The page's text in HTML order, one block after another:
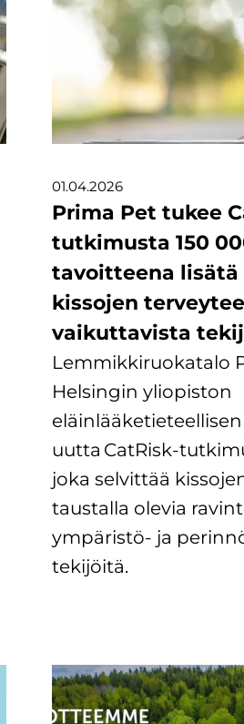
01.04.2026
Prima Pet tukee
tutkimusta 150
tavoitteena lisätä
kissojen
vaikuttavista
Lemmikkiruokatalo
Helsingin yliopiston
uutta CatRisk-
joka selvittää
taustalla olevia
ympäristö- ja
tekijöitä.